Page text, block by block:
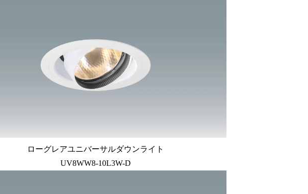
ローグレアユニバーサルダウンライト
UV8WW8-10L3W-D